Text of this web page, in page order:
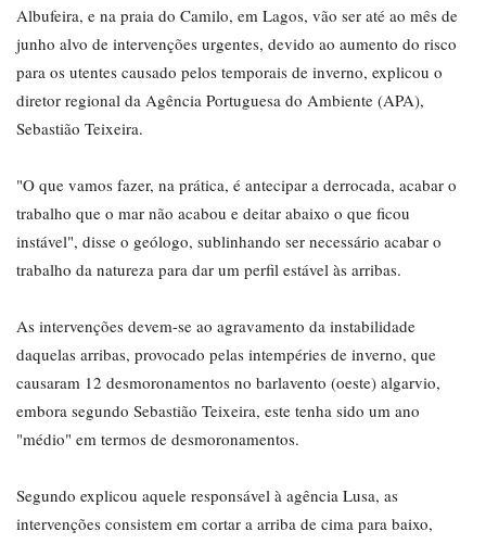
Albufeira, e na praia do Camilo, em Lagos, vão ser até ao mês de
junho alvo de intervenções urgentes, devido ao aumento do risco
para os utentes causado pelos temporais de inverno, explicou o
diretor regional da Agência Portuguesa do Ambiente (APA),
Sebastião Teixeira.
"O que vamos fazer, na prática, é antecipar a derrocada, acabar o
trabalho que o mar não acabou e deitar abaixo o que ficou
instável", disse o geólogo, sublinhando ser necessário acabar o
trabalho da natureza para dar um perfil estável às arribas.
As intervenções devem-se ao agravamento da instabilidade
daquelas arribas, provocado pelas intempéries de inverno, que
causaram 12 desmoronamentos no barlavento (oeste) algarvio,
embora segundo Sebastião Teixeira, este tenha sido um ano
"médio" em termos de desmoronamentos.
Segundo explicou aquele responsável à agência Lusa, as
intervenções consistem em cortar a arriba de cima para baixo,